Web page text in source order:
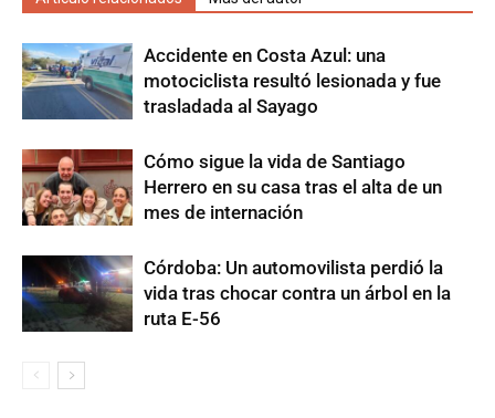
Accidente en Costa Azul: una
motociclista resultó lesionada y fue
trasladada al Sayago
Cómo sigue la vida de Santiago
Herrero en su casa tras el alta de un
mes de internación
Córdoba: Un automovilista perdió la
vida tras chocar contra un árbol en la
ruta E-56